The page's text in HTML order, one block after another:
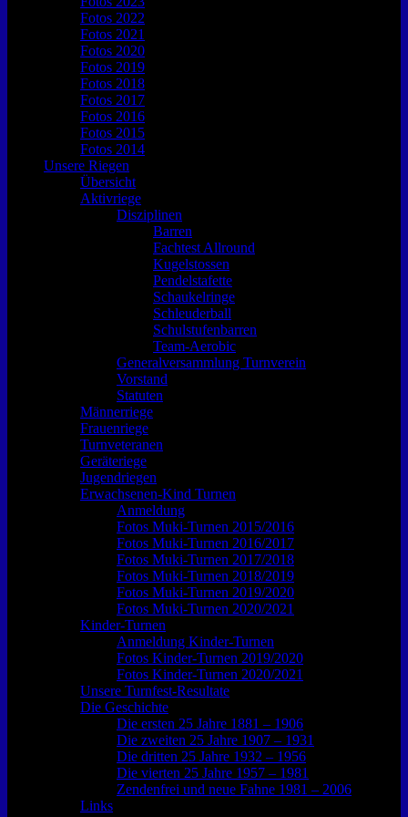
Fotos 2022
Fotos 2021
Fotos 2020
Fotos 2019
Fotos 2018
Fotos 2017
Fotos 2016
Fotos 2015
Fotos 2014
Unsere Riegen
Übersicht
Aktivriege
Disziplinen
Barren
Fachtest Allround
Kugelstossen
Pendelstafette
Schaukelringe
Schleuderball
Schulstufenbarren
Team-Aerobic
Generalversammlung Turnverein
Vorstand
Statuten
Männerriege
Frauenriege
Turnveteranen
Geräteriege
Jugendriegen
Erwachsenen-Kind Turnen
Anmeldung
Fotos Muki-Turnen 2015/2016
Fotos Muki-Turnen 2016/2017
Fotos Muki-Turnen 2017/2018
Fotos Muki-Turnen 2018/2019
Fotos Muki-Turnen 2019/2020
Fotos Muki-Turnen 2020/2021
Kinder-Turnen
Anmeldung Kinder-Turnen
Fotos Kinder-Turnen 2019/2020
Fotos Kinder-Turnen 2020/2021
Unsere Turnfest-Resultate
Die Geschichte
Die ersten 25 Jahre 1881 – 1906
Die zweiten 25 Jahre 1907 – 1931
Die dritten 25 Jahre 1932 – 1956
Die vierten 25 Jahre 1957 – 1981
Zendenfrei und neue Fahne 1981 – 2006
Links